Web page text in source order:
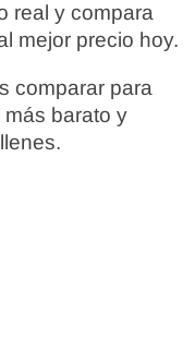
real y compara
mejor precio hoy.
comparar para
barato y